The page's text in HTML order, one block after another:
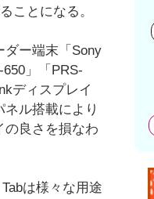
ことになる。
ダー端末「Sony
」「PRS-
ディスプレイ
ル搭載により
の良さを損なわ
は様々な用途